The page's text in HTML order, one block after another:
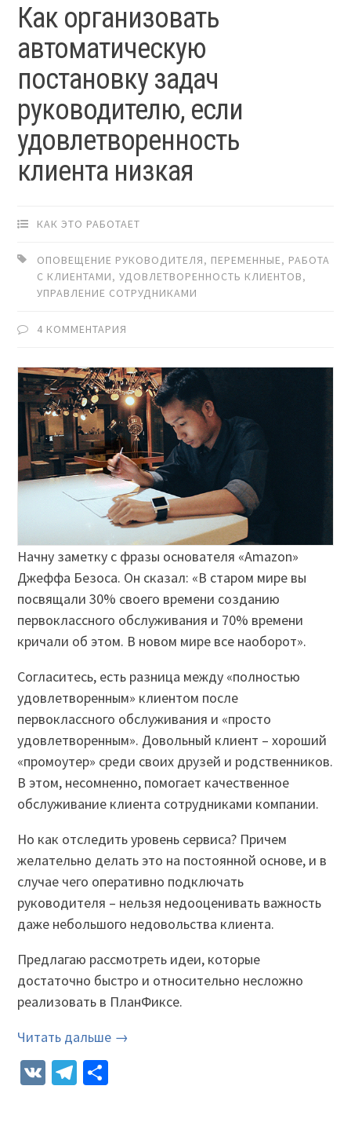
Как организовать
автоматическую
постановку задач
руководителю, если
удовлетворенность
клиента низкая
КАК ЭТО РАБОТАЕТ
ОПОВЕЩЕНИЕ РУКОВОДИТЕЛЯ, ПЕРЕМЕННЫЕ, РАБОТА
С КЛИЕНТАМИ,УДОВЛЕТВОРЕННОСТЬ КЛИЕНТОВ,
УПРАВЛЕНИЕ СОТРУДНИКАМИ
4 КОММЕНТАРИЯ
Начну заметку с фразы основателя «Amazon»
Джеффа Безоса. Он сказал: «В старом мире вы
посвящали 30% своего времени созданию
первоклассного обслуживания и 70% времени
кричали об этом. В новом мире все наоборот».
Согласитесь, есть разница между «полностью
удовлетворенным» клиентом после
первоклассного обслуживания и «просто
удовлетворенным». Довольный клиент – хороший
«промоутер» среди своих друзей и родственников.
В этом, несомненно, помогает качественное
обслуживание клиента сотрудниками компании.
Но как отследить уровень сервиса? Причем
желательно делать это на постоянной основе, и в
случае чего оперативно подключать
руководителя – нельзя недооценивать важность
даже небольшого недовольства клиента.
Предлагаю рассмотреть идеи, которые
достаточно быстро и относительно несложно
реализовать в ПланФиксе.
Читать дальше →
VK Telegram